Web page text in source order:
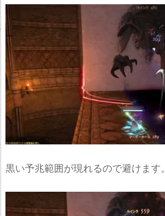
黒い予兆範囲が現れるので避けます。